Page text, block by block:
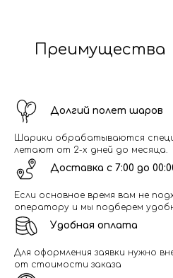
Преимущества
Долгий полет шаров
Шарики обрабатываются
летают от 2-х дней до месяца.
Доставка с 7:00 до
Если основное время вам не
оператору и мы подберем
Удобная оплата
Для оформления заявки нужно
от стоимости заказа